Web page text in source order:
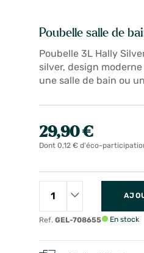
Poubelle salle de
Poubelle 3L Hally
silver, design
une salle de bain ou
29,90 €
Dont 0,12 € d'éco-
Ref. GEL-708655 En stock